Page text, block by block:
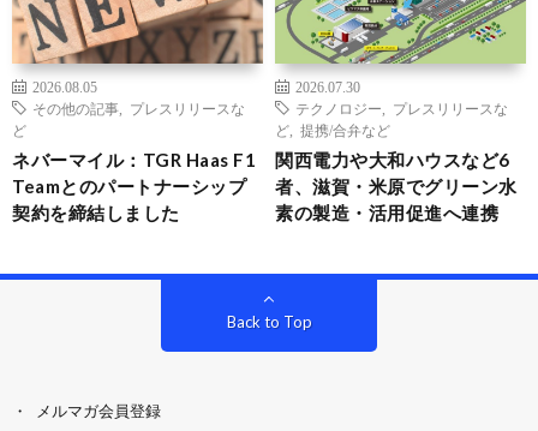
2026.08.05
その他の記事
プレスリリースな
ど
ネバーマイル：TGR Haas F1
Teamとのパートナーシップ
契約を締結しました
2026.07.30
テクノロジー
プレスリリースな
ど
提携/合弁など
関西電力や大和ハウスなど6
者、滋賀・米原でグリーン水
素の製造・活用促進へ連携
Back to Top
メルマガ会員登録